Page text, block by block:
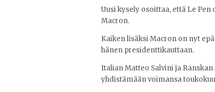
Uusi kysely osoittaa, että Le
Macron.
Kaiken lisäksi Macron on nyt
hänen presidenttikauttaan.
Italian Matteo Salvini ja
yhdistämään voimansa